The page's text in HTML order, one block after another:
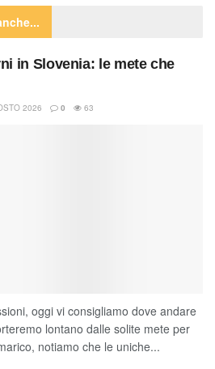
in Slovenia: le mete che
2026 0 63
oggi vi consigliamo dove andare
lontano dalle solite mete per
notiamo che le uniche...